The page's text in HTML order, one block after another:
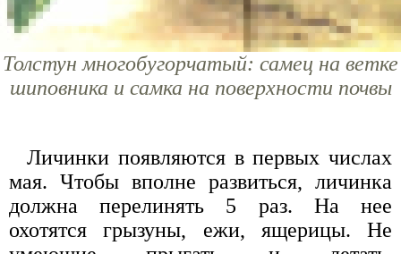
Толстун многобугорчатый: самец на ветке
шиповника и самка на поверхности почвы
Личинки появляются в первых числах
мая. Чтобы вполне развиться, личинка
должна перелинять 5 раз. На нее
охотятся грызуны, ежи, ящерицы. Не